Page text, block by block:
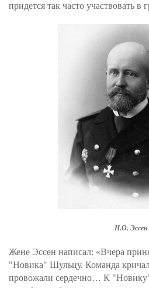
придется так часто участвовать в
Н.О. Эссен
Жене Эссен написал: «Вчера
"Новика" Шульцу. Команда
провожали сердечно… К